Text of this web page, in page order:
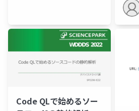
Code QLで始めるソー